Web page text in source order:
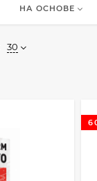
НА ОСНОВЕ
30